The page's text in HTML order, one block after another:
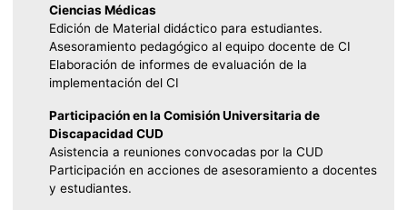
Ciencias Médicas
Edición de Material didáctico para estudiantes.
Asesoramiento pedagógico al equipo docente de CI
Elaboración de informes de evaluación de la
implementación del CI
Participación en la Comisión Universitaria de
Discapacidad CUD
Asistencia a reuniones convocadas por la CUD
Participación en acciones de asesoramiento a docentes
y estudiantes.